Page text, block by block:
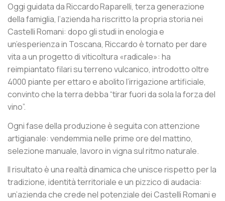
Oggi guidata da Riccardo Raparelli, terza generazione
della famiglia, l’azienda ha riscritto la propria storia nei
Castelli Romani: dopo gli studi in enologia e
un’esperienza in Toscana, Riccardo è tornato per dare
vita a un progetto di viticoltura «radicale»: ha
reimpiantato filari su terreno vulcanico, introdotto oltre
4000 piante per ettaro e abolito l’irrigazione artificiale,
convinto che la terra debba “tirar fuori da sola la forza del
vino”.
Ogni fase della produzione è seguita con attenzione
artigianale: vendemmia nelle prime ore del mattino,
selezione manuale, lavoro in vigna sul ritmo naturale.
Il risultato è una realtà dinamica che unisce rispetto per la
tradizione, identità territoriale e un pizzico di audacia:
un’azienda che crede nel potenziale dei Castelli Romani e